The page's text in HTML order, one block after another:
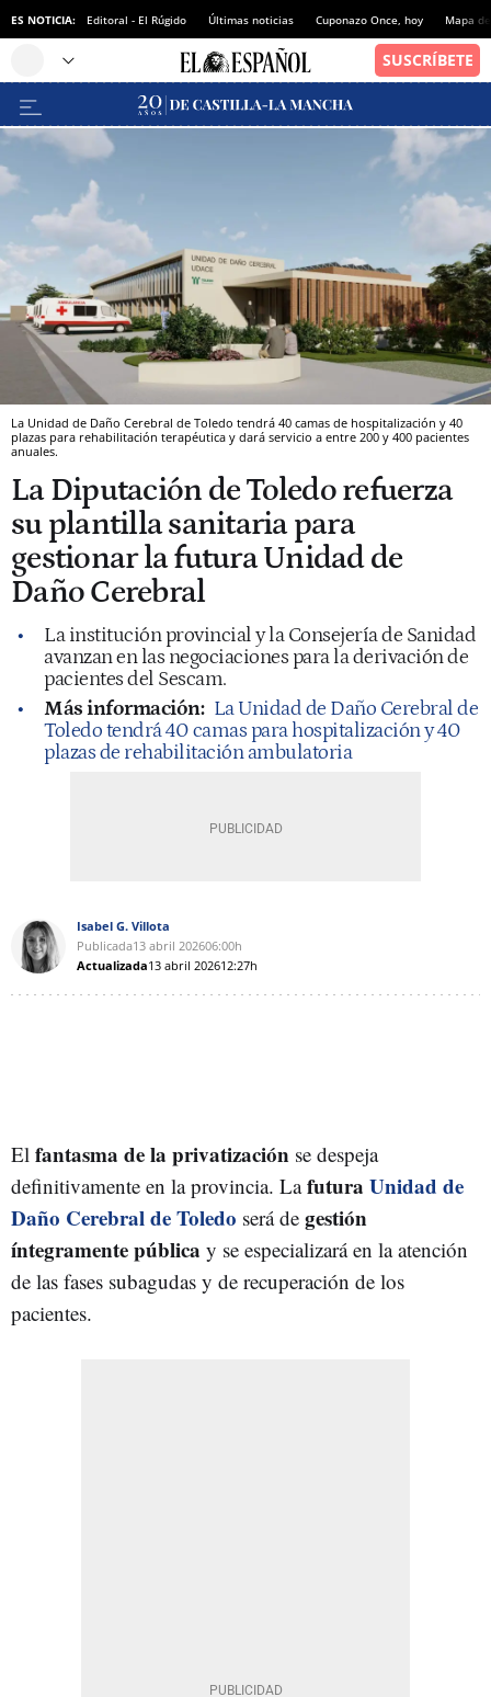
ES NOTICIA: Editoral - El Rúgido Últimas noticias Cuponazo Once, hoy Mapa
La Unidad de Daño Cerebral de Toledo tendrá 40 camas de hospitalización y 40
plazas para rehabilitación terapéutica y dará servicio a entre 200 y 400 pacientes
anuales.
La Diputación de Toledo refuerza
su plantilla sanitaria para
gestionar la futura Unidad de
Daño Cerebral
La institución provincial y la Consejería de Sanidad
avanzan en las negociaciones para la derivación de
pacientes del Sescam.
Más información: La Unidad de Daño Cerebral de
Toledo tendrá 40 camas para hospitalización y 40
plazas de rehabilitación ambulatoria
Isabel G. Villota
Publicada13 abril 202606:00h
Actualizada13 abril 202612:27h
El fantasma de la privatización se despeja
definitivamente en la provincia. Lafutura Unidad de
Daño Cerebral de Toledo será de gestión
íntegramente pública y se especializará en la atención
de las fases subagudas y de recuperación de los
pacientes.